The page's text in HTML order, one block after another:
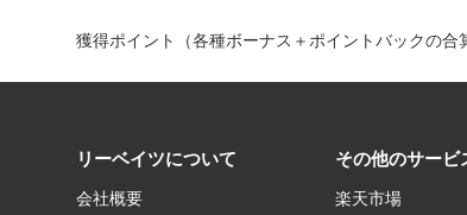
獲得ポイント（各種ボーナス＋ポイントバックの
リーベイツについて
会社概要
その他のサービ
楽天市場